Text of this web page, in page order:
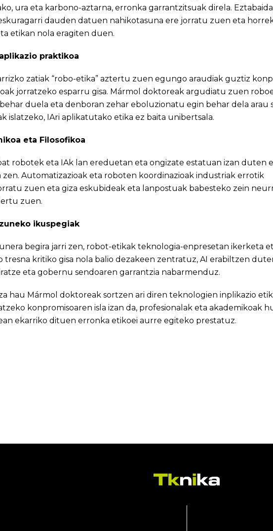
ura eta karbono-aztarna, erronka garrantzitsuak direla.
dauden datuen nahikotasuna ere jorratu zuen eta
etikan nola eragiten duen.
praktikoa
zatiak “robo-etika” aztertu zuen egungo araudiak guztiz
jorratzeko esparru gisa. Mármol doktoreak argudiatu zuen
duela eta denboran zehar eboluzionatu egin behar dela arau
islatzeko, IAri aplikatutako etika ez baita unibertsala.
eta Filosofikoa
robotek eta IAk lan ereduetan eta ongizate estatuan izan duten
zen. Automatizazioak eta roboten koordinazioak industriak errotik
zuen eta giza eskubideak eta lanpostuak babesteko zein
zuen.
ikuspegiak
begira jarri zen, robot-etikak teknologia-enpresetan ikerketa
tresna kritiko gisa nola balio dezakeen zentratuz, AI erabiltzen
eta gobernu sendoaren garrantzia nabarmenduz.
hau Mármol doktoreak sortzen ari diren teknologien inplikazio
konpromisoaren isla izan da, profesionalak eta akademikoak
ekarriko dituen erronka etikoei aurre egiteko prestatuz.